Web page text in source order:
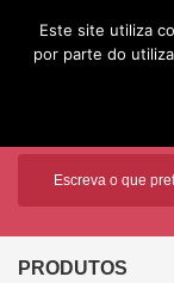
PRODUTOS
Este site utiliza
por parte do